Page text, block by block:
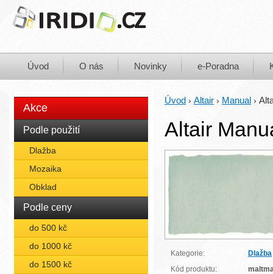
Úvod O nás Novinky e-Poradna
Akce
Podle použití
Dlažba
Mozaika
Obklad
Podle ceny
do 500 kč
do 1000 kč
do 1500 kč
Úvod › Altair › Manual ›
Altair
Kategorie:
Dlažba
Kód produktu: